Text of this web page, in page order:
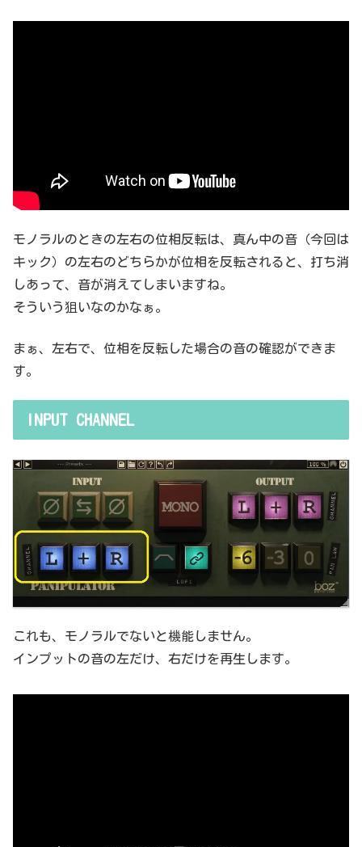
モノラルのときの左右の位相反転は、真ん中の音（今回は
キック）の左右のどちらかが位相を反転されると、打ち消
しあって、音が消えてしまいますね。
そういう狙いなのかなぁ。
まぁ、左右で、位相を反転した場合の音の確認ができま
す。
INPUT CHANNEL
これも、モノラルでないと機能しません。
インプットの音の左だけ、右だけを再生します。